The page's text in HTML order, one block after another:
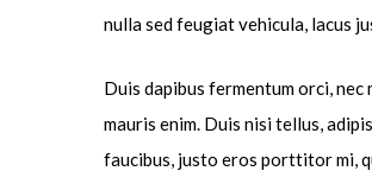
nulla sed feugiat vehicula, lacus
Duis dapibus fermentum orci,
mauris enim. Duis nisi tellus,
faucibus, justo eros porttitor mi,